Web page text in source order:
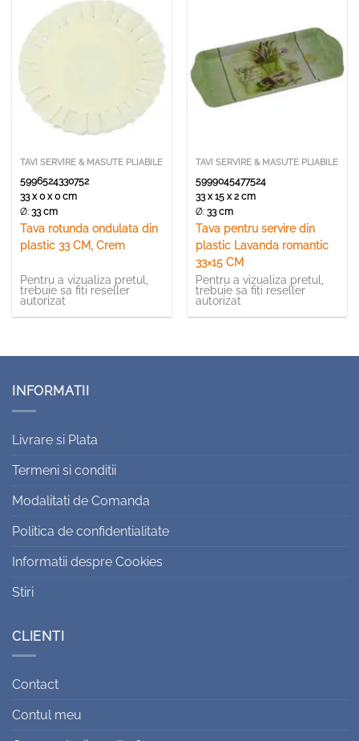
TAVI SERVIRE & MASUTE PLIABILE
5996524330752
33 x 0 x 0 cm
Ø:33 cm
Tava rotunda ondulata din
plastic 33 CM, Crem
Pentru a vizualiza pretul,
trebuie sa fiti reseller
autorizat
TAVI SERVIRE & MASUTE PLIABILE
5999045477524
33 x 15 x 2 cm
Ø:33 cm
Tava pentru servire din
plastic Lavanda romantic
33×15 CM
Pentru a vizualiza pretul,
trebuie sa fiti reseller
autorizat
INFORMATII
Livrare si Plata
Termeni si conditii
Modalitati de Comanda
Politica de confidentialitate
Informatii despre Cookies
Stiri
CLIENTI
Contact
Contul meu